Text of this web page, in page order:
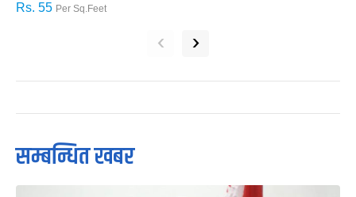
Rs. 55 Per Sq.Feet
‹ ›
सम्बन्धित खबर